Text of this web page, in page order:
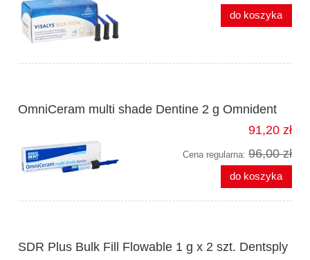
do koszyka
OmniCeram multi shade Dentine 2 g Omnident
91,20 zł
Cena regularna: 96,00 zł
do koszyka
SDR Plus Bulk Fill Flowable 1 g x 2 szt. Dentsply